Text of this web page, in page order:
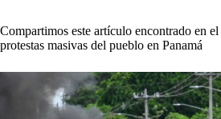
Compartimos este artículo encontrado en el
protestas masivas del pueblo en Panamá